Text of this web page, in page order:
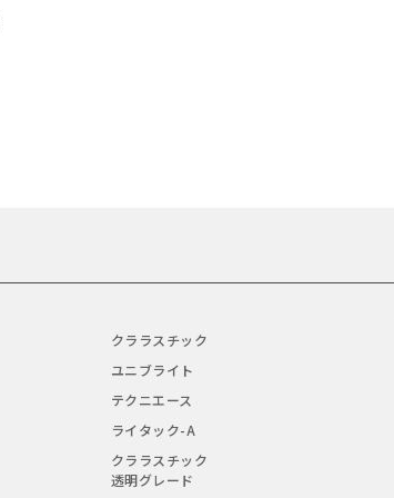
クララスチック
ユニブライト
テクニエース
ライタック-A
クララスチック
透明グレード